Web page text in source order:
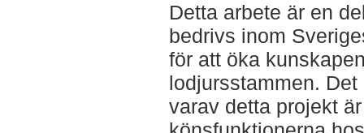
Detta arbete är en
bedrivs inom
för att öka
lodjursstammen.
varav detta projekt